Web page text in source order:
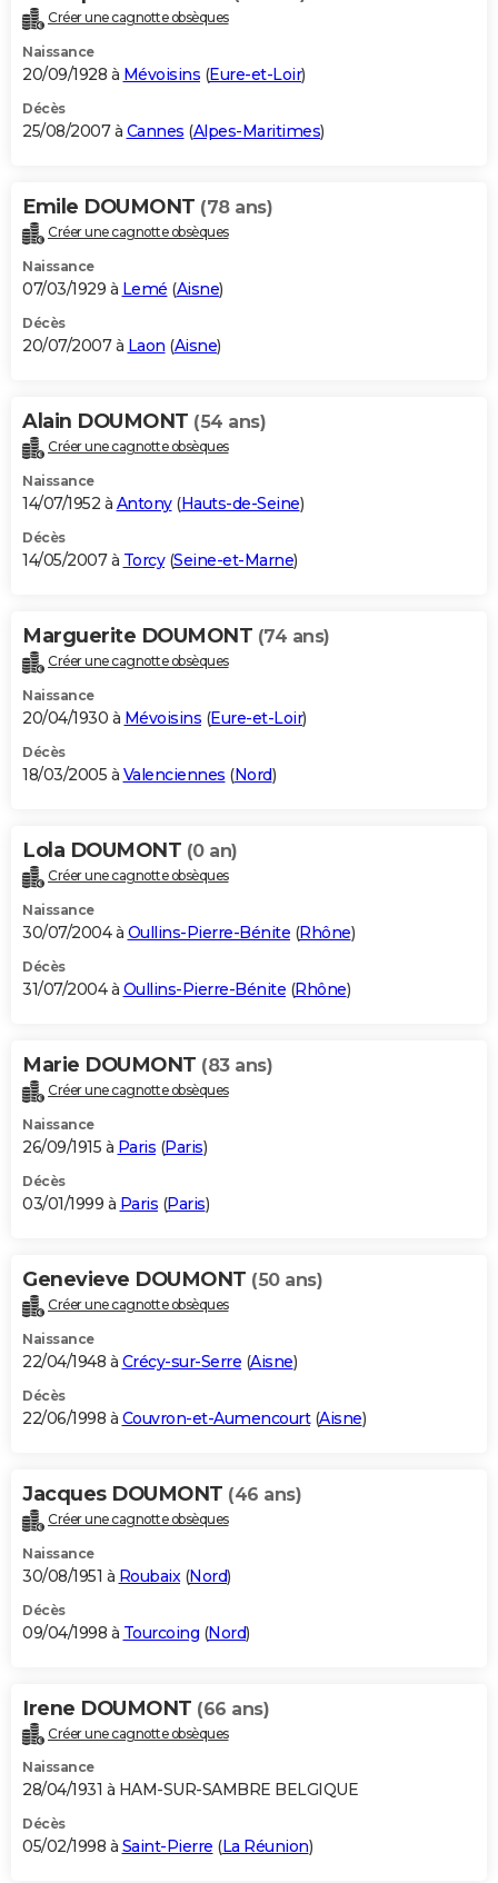
Créer une cagnotte obsèques
Naissance
20/09/1928 à Mévoisins (Eure-et-Loir)
Décès
25/08/2007 à Cannes (Alpes-Maritimes)
Emile DOUMONT (78 ans)
Créer une cagnotte obsèques
Naissance
07/03/1929 à Lemé (Aisne)
Décès
20/07/2007 à Laon (Aisne)
Alain DOUMONT (54 ans)
Créer une cagnotte obsèques
Naissance
14/07/1952 à Antony(Hauts-de-Seine)
Décès
14/05/2007 à Torcy(Seine-et-Marne)
Marguerite DOUMONT (74 ans)
Créer une cagnotte obsèques
Naissance
20/04/1930 à Mévoisins (Eure-et-Loir)
Décès
18/03/2005 à Valenciennes (Nord)
Lola DOUMONT (0 an)
Créer une cagnotte obsèques
Naissance
30/07/2004 à Oullins-Pierre-Bénite (Rhône)
Décès
31/07/2004 à Oullins-Pierre-Bénite (Rhône)
Marie DOUMONT (83 ans)
Créer une cagnotte obsèques
Naissance
26/09/1915 à Paris (Paris)
Décès
03/01/1999 à Paris (Paris)
Genevieve DOUMONT (50 ans)
Créer une cagnotte obsèques
Naissance
22/04/1948 à Crécy-sur-Serre (Aisne)
Décès
22/06/1998 à Couvron-et-Aumencourt(Aisne)
Jacques DOUMONT (46 ans)
Créer une cagnotte obsèques
Naissance
30/08/1951 à Roubaix (Nord)
Décès
09/04/1998 à Tourcoing (Nord)
Irene DOUMONT (66 ans)
Créer une cagnotte obsèques
Naissance
28/04/1931 à HAM-SUR-SAMBRE BELGIQUE
Décès
05/02/1998 à Saint-Pierre (La Réunion)